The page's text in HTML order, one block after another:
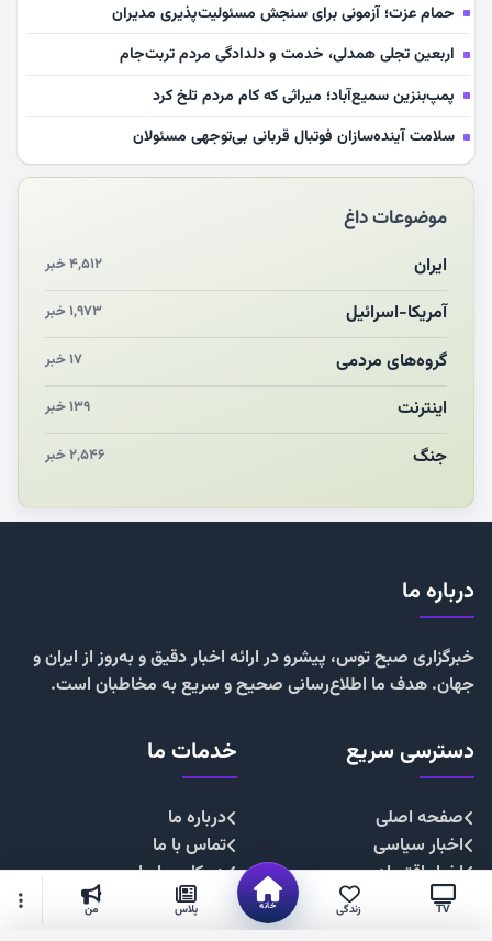
حمام عزت؛ آزمونی برای سنجش مسئولیت‌پذیری مدیران
اربعین تجلی همدلی، خدمت و دلدادگی مردم تربت‌جام
پمپ‌بنزین سمیع‌آباد؛ میراثی که کام مردم تلخ کرد
سلامت آینده‌سازان فوتبال قربانی بی‌توجهی مسئولان
بازخوانی رسانه‌ای اندیشه رهبر شهید
مشهدالرضا آقای شهید ایران را در آغوش کشید
مکن ای صبح طلوع
چرایی «استقبال از آقای ایران»
موضوعات داغ
ایران ۴,۵۱۲ خبر
آمریکا-اسرائیل ۱,۹۷۳ خبر
گروه‌های مردمی ۱۷ خبر
اینترنت ۱۳۹ خبر
جنگ ۲,۵۴۶ خبر
TV زندگی خانه پلاس من
درباره ما
خبرگزاری صبح توس، پیشرو در ارائه اخبار دقیق و به‌روز از ایران و
جهان. هدف ما اطلاع‌رسانی صحیح و سریع به مخاطبان است.
دسترسی سریع
صفحه اصلی
اخبار سیاسی
اخبار اقتصادی
اخبار اجتماعی
خدمات ما
درباره ما
تماس با ما
همکاری با ما
تبلیغات